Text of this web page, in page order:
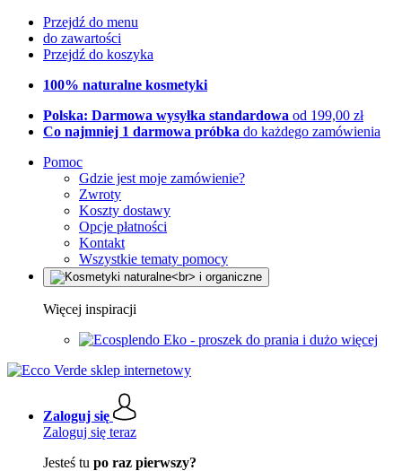
Przejdź do menu
do zawartości
Przejdź do koszyka
100% naturalne kosmetyki
Polska: Darmowa wysyłka standardowa od 199,00 zł
Co najmniej 1 darmowa próbka do każdego zamówienia
Pomoc
Gdzie jest moje zamówienie?
Zwroty
Koszty dostawy
Opcje płatności
Kontakt
Wszystkie tematy pomocy
Więcej inspiracji
Eko - proszek do prania i dużo więcej
Zaloguj się
Zaloguj się teraz
Jesteś tu po raz pierwszy?